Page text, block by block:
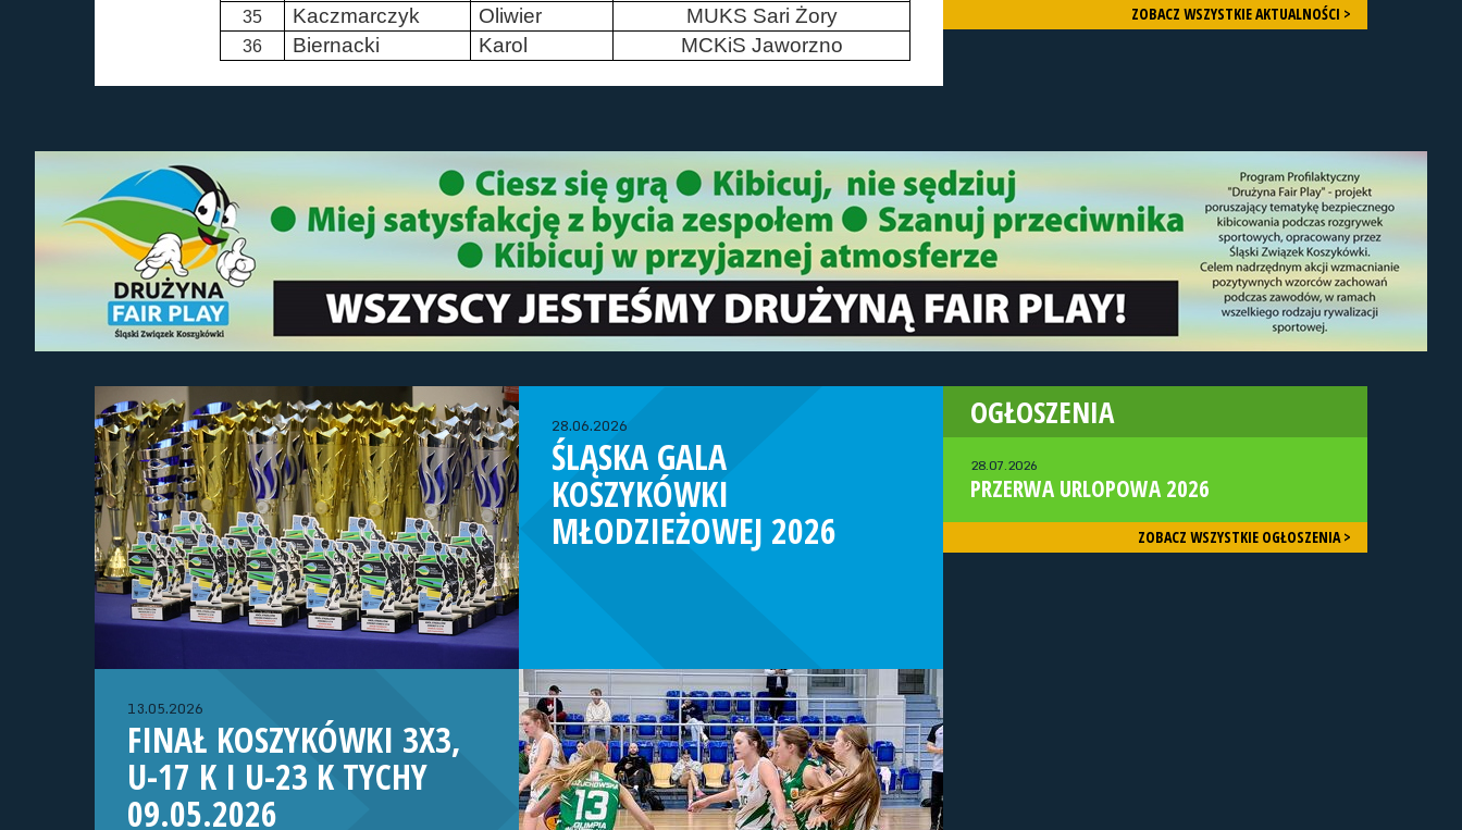
35 Kaczmarczyk Oliwier MUKS Sari Żory
36 Biernacki Karol MCKiS Jaworzno
ZOBACZ WSZYSTKIE AKTUALNOŚCI >
28.06.2026
ŚLĄSKA GALA
KOSZYKÓWKI
MŁODZIEŻOWEJ 2026
13.05.2026
FINAŁ KOSZYKÓWKI 3X3,
U-17 K I U-23 K TYCHY
09.05.2026
OGŁOSZENIA
28.07.2026
PRZERWA URLOPOWA 2026
ZOBACZ WSZYSTKIE OGŁOSZENIA >